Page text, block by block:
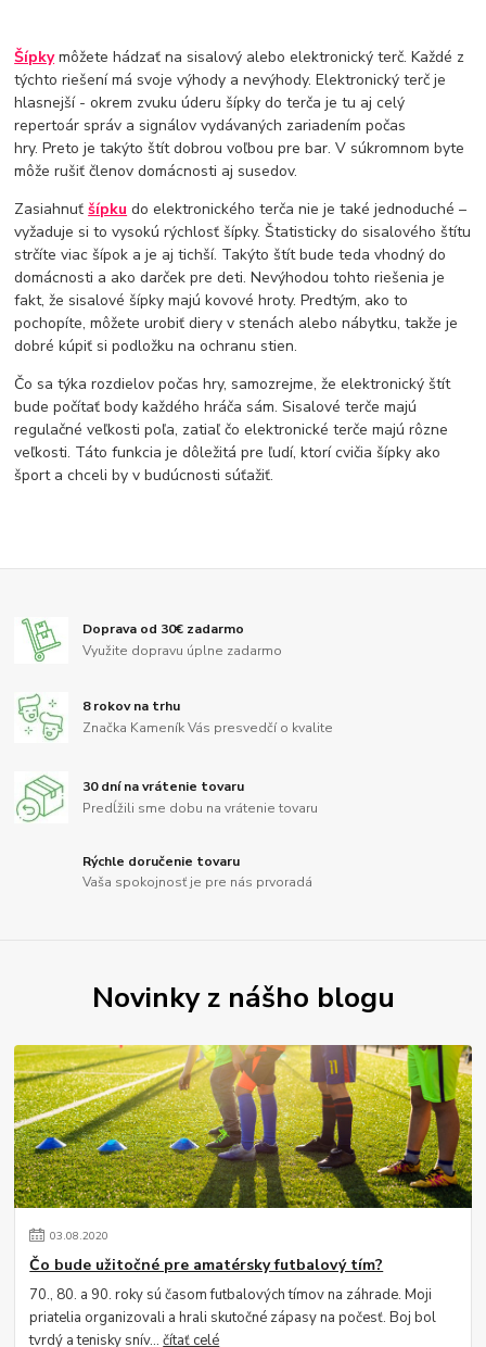
Šípkymôžete hádzať na sisalový alebo elektronický terč. Každé z
týchto riešení má svoje výhody a nevýhody. Elektronický terč je
hlasnejší - okrem zvuku úderu šípky do terča je tu aj celý
repertoár správ a signálov vydávaných zariadením počas
hry. Preto je takýto štít dobrou voľbou pre bar. V súkromnom byte
môže rušiť členov domácnosti aj susedov.
Zasiahnuťšípku do elektronického terča nie je také jednoduché –
vyžaduje si to vysokú rýchlosť šípky. Štatisticky do sisalového štítu
strčíte viac šípok a je aj tichší. Takýto štít bude teda vhodný do
domácnosti a ako darček pre deti. Nevýhodou tohto riešenia je
fakt, že sisalové šípky majú kovové hroty. Predtým, ako to
pochopíte, môžete urobiť diery v stenách alebo nábytku, takže je
dobré kúpiť si podložku na ochranu stien.
Čo sa týka rozdielov počas hry, samozrejme, že elektronický štít
bude počítať body každého hráča sám. Sisalové terče majú
regulačné veľkosti poľa, zatiaľ čo elektronické terče majú rôzne
veľkosti. Táto funkcia je dôležitá pre ľudí, ktorí cvičia šípky ako
šport a chceli by v budúcnosti súťažiť.
Doprava od 30€ zadarmo
Využite dopravu úplne zadarmo
8 rokov na trhu
Značka Kameník Vás presvedčí o kvalite
30 dní na vrátenie tovaru
Predĺžili sme dobu na vrátenie tovaru
Rýchle doručenie tovaru
Vaša spokojnosť je pre nás prvoradá
Novinky z nášho blogu
03.08.2020
Čo bude užitočné pre amatérsky futbalový tím?
70., 80. a 90. roky sú časom futbalových tímov na záhrade. Moji
priatelia organizovali a hrali skutočné zápasy na počesť. Boj bol
tvrdý a tenisky snív...čítať celé